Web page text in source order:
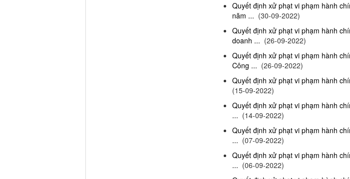
Quyết định xử phạt vi phạm hành
năm ... (30-09-2022)
Quyết định xử phạt vi phạm hành
doanh ... (26-09-2022)
Quyết định xử phạt vi phạm hành
Công ... (26-09-2022)
Quyết định xử phạt vi phạm hành
(15-09-2022)
Quyết định xử phạt vi phạm hành
... (14-09-2022)
Quyết định xử phạt vi phạm hành
... (07-09-2022)
Quyết định xử phạt vi phạm hành
... (06-09-2022)